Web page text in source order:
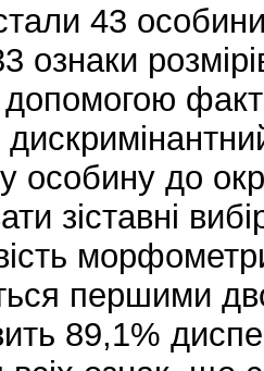
43
ознаки
особину до
зіставні
першими
89,1%